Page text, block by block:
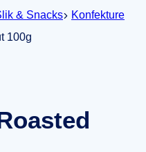
& Snacks
Konfekture